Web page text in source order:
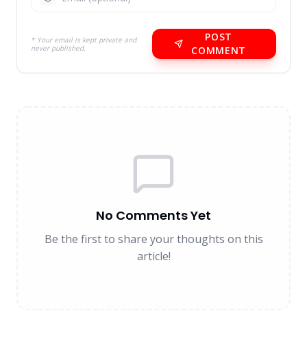
* Your email is kept private and
never published.
POST
COMMENT
No Comments Yet
Be the first to share your thoughts on this
article!